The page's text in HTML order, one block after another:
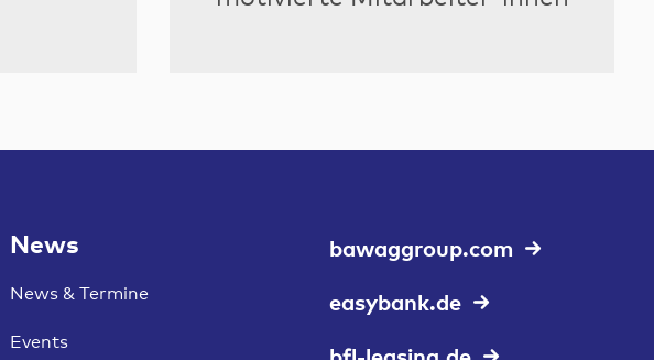
News
News & Termine
Events
bawaggroup.com
easybank.de